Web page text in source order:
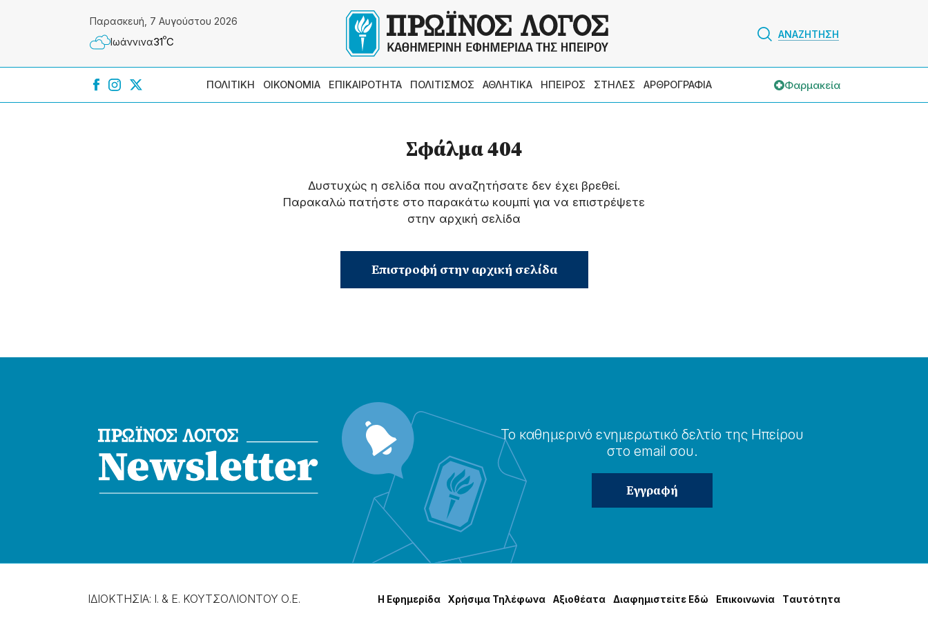
Παρασκευή, 7 Αυγούστου 2026
Ιωάννɩνα31ºC
ΑΝΑΖΗΤΗΣΗ
ΠΟΛΙΤΙΚΗ ΟΙΚΟΝΟΜΙΑ ΕΠΙΚΑΙΡΟΤΗΤΑ ΠΟΛΙΤΙΣΜΟΣ ΑΘΛΗΤΙΚΑ ΗΠΕΙΡΟΣ ΣΤΗΛΕΣ ΑΡΘΡΟΓΡΑΦΙΑ Φαρμακεία
Σφάλμα 404
Δυστυχώς η σελίδα που αναζητήσατε δεν έχει βρεθεί.
Παρακαλώ πατήστε στο παρακάτω κουμπί για να επιστρέψετε
στην αρχική σελίδα
Επιστροφή στην αρχική σελίδα
Το καθημερɩνό ενημερωτɩκό δελτίο της Ηπείρου
στο email σου.
ΙΔΙΟΚΤΗΣΙΑ: Ι. & Ε. ΚΟΥΤΣΟΛΙΟΝΤΟΥ Ο.Ε. Η Εφημερίδα Χρήσɩμα Τηλέφωνα Αξɩοθέατα Δɩαφημɩστείτε Εδώ Επɩκοɩνωνία Tαυτότητα